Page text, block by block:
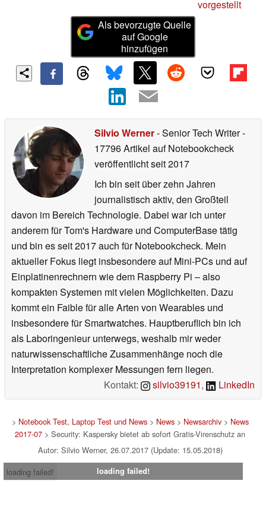
vorgestellt
Als bevorzugte Quelle
auf Google
hinzufügen
Silvio Werner- Senior Tech Writer-
17796 Artikel auf Notebookcheck
veröffentlichtseit 2017
Ich bin seit über zehn Jahren
journalistisch aktiv, den Großteil
davon im Bereich Technologie. Dabei war ich unter
anderem für Tom's Hardware und ComputerBase tätig
und bin es seit 2017 auch für Notebookcheck. Mein
aktueller Fokus liegt insbesondere auf Mini-PCs und auf
Einplatinenrechnern wie dem Raspberry Pi – also
kompakten Systemen mit vielen Möglichkeiten. Dazu
kommt ein Faible für alle Arten von Wearables und
insbesondere für Smartwatches. Hauptberuflich bin ich
als Laboringenieur unterwegs, weshalb mir weder
naturwissenschaftliche Zusammenhänge noch die
Interpretation komplexer Messungen fern liegen.
Kontakt:
silvio39191, LinkedIn
> Notebook Test, Laptop Test und News> News> Newsarchiv> News
2017-07 > Security: Kaspersky bietet ab sofort Gratis-Virenschutz an
Autor: Silvio Werner, 26.07.2017 (Update: 15.05.2018)
loading failed!
loading failed!